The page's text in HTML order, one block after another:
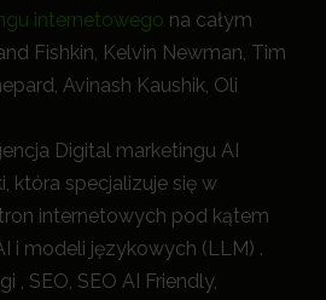
internetowego na całym
Fishkin, Kelvin Newman, Tim
Avinash Kaushik, Oli
Digital marketingu AI
która specjalizuje się w
internetowych pod kątem
i modeli językowych (LLM) .
, SEO, SEO AI Friendly,